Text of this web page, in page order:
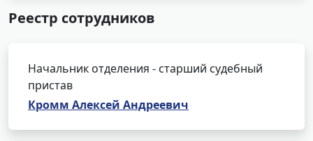
Реестр сотрудников
Начальник отделения - старший судебный
пристав
Кромм Алексей Андреевич